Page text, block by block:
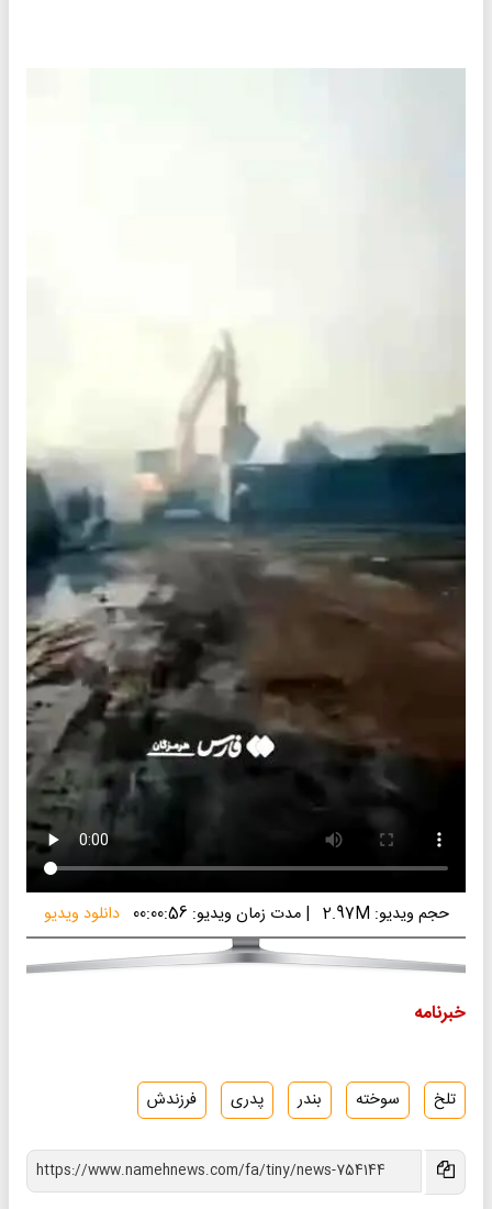
حجم ویدیو: 2.97M |مدت زمان ویدیو: 00:00:56 دانلود ویدیو
خبرنامه
تلخ سوخته بندر پدری فرزندش